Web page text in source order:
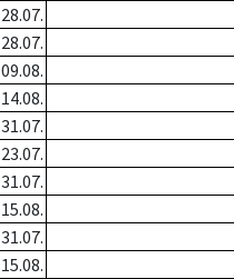
28.07.
28.07.
09.08.
14.08.
31.07.
23.07.
31.07.
15.08.
31.07.
15.08.